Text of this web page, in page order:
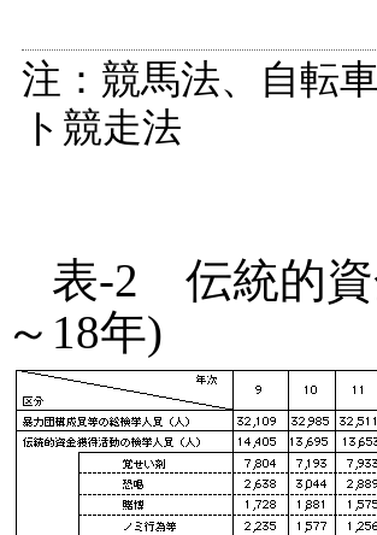
注：競馬法、自転
ト競走法
表-2 伝統的資
～18年)